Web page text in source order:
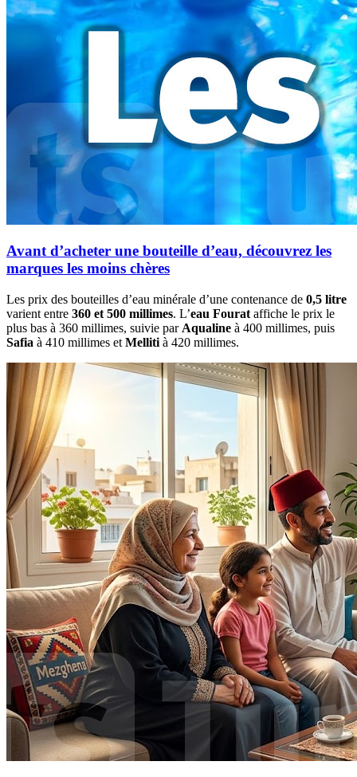
Avant d’acheter une bouteille d’eau, découvrez les
marques les moins chères
Les prix des bouteilles d’eau minérale d’une contenance de 0,5 litre
varient entre 360 et 500 millimes. L’eau Fourat affiche le prix le
plus bas à 360 millimes, suivie par Aqualine à 400 millimes, puis
Safia à 410 millimes et Melliti à 420 millimes.